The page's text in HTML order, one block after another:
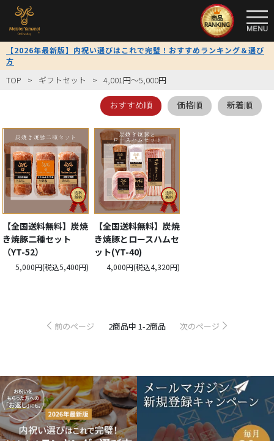
【2026年最新版】内祝い選びはこれで完璧！おすすめランキング＆選び
方
TOP
全
商
限
定
商
品
送
料
を
探
す
TOP ギフトセット 4,001円～5,000円
おすすめ順 価格順 新着順
【全国送料無料】炭焼
き焼豚二種セット
（YT-52）
5,000円(税込5,400円)
【全国送料無料】炭焼
き焼豚とロースハムセ
ット(YT-40)
4,000円(税込4,320円)
前のページ 2商品中 1-2商品 次のページ